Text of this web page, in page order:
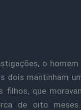
o
dois mantinham
filhos, que
de oito